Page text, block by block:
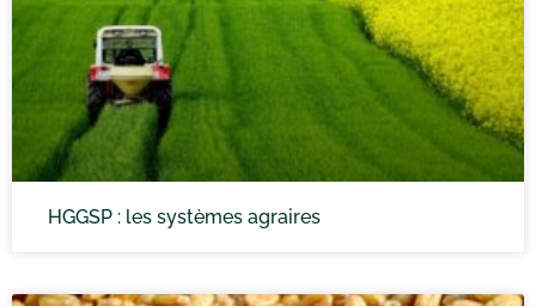
HGGSP : les systèmes agraires